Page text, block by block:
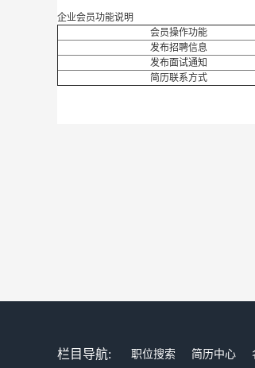
企业会员功能说明
会员操作功能
发布招聘信息
发布面试通知
简历联系方式
栏目导航: 职位搜索 简历中心